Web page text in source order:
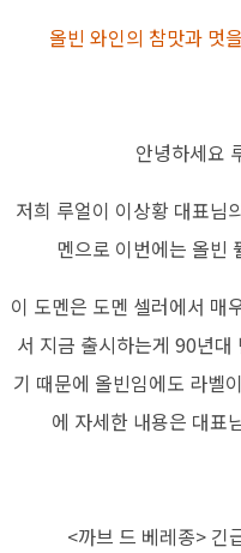
올빈 와인의 참맛과 멋
안녕하세요
저희 루얼이 이상황 대표님
멘으로 이번에는 올빈
이 도멘은 도멘 셀러에서 매
서 지금 출시하는게 90년
기 때문에 올빈임에도 라벨
에 자세한 내용은 대표
<까브 드 베레종>